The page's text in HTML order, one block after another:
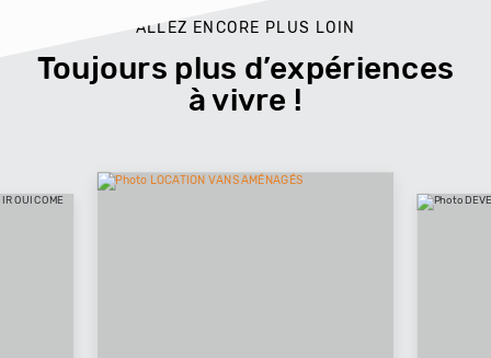
ALLEZ ENCORE PLUS LOIN
Toujours plus d’expériences
à vivre !